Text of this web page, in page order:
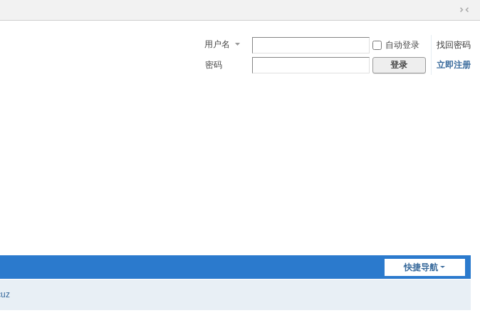
切
到
窄
用户名 自动登录
找回密码
密码
登录 立即注册
快捷导航